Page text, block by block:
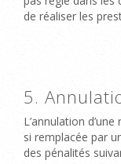
de réaliser les
5.
L’annulation
si remplacée par
des pénalités